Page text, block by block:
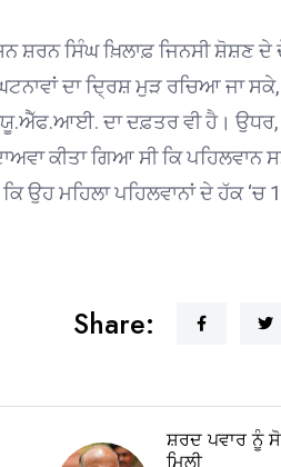
ਸ਼ਰਨ ਸਿੰਘ ਖ਼ਿਲਾਫ਼ ਜਿਨਸੀ ਸ਼ੋਸ਼ਣ
ਦਾ ਦ੍ਰਿਸ਼ ਮੁੜ ਰਚਿਆ ਜਾ ਸਕੇ,
ਦਾ ਦਫ਼ਤਰ ਵੀ ਹੈ। ਉਧਰ,
ਕੀਤਾ ਗਿਆ ਸੀ ਕਿ
ਮਹਿਲਾ ਪਹਿਲਵਾਨਾਂ ਦੇ ਹੱਕ ‘ਚ
Share:
ਸ਼ਰਦ ਪਵਾਰ ਨੂੰ